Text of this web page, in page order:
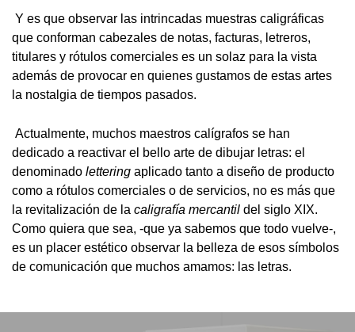
Y es que observar las intrincadas muestras caligráficas
que conforman cabezales de notas, facturas, letreros,
titulares y rótulos comerciales es un solaz para la vista
además de provocar en quienes gustamos de estas artes
la nostalgia de tiempos pasados.
Actualmente, muchos maestros calígrafos se han
dedicado a reactivar el bello arte de dibujar letras: el
denominado lettering aplicado tanto a diseño de producto
como a rótulos comerciales o de servicios, no es más que
la revitalización de la caligrafía mercantil del siglo XIX.
Como quiera que sea, -que ya sabemos que todo vuelve-,
es un placer estético observar la belleza de esos símbolos
de comunicación que muchos amamos: las letras.